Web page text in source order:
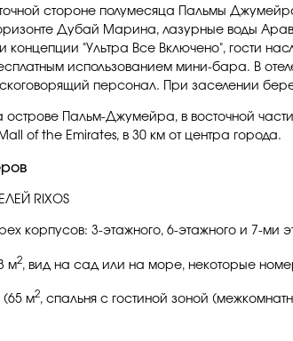
стороне полумесяца Пальмы
Дубай Марина, лазурные воды
концепции "Ультра Все Включено", гости
использованием мини-бара. В
персонал. При заселении
острове Пальм-Джумейра, в восточной
of the Emirates, в 30 км от центра города.
RIXOS
корпусов: 3-этажного, 6-этажного и 7-
м2, вид на сад или на море, некоторые
(65 м2, спальня с гостиной зоной